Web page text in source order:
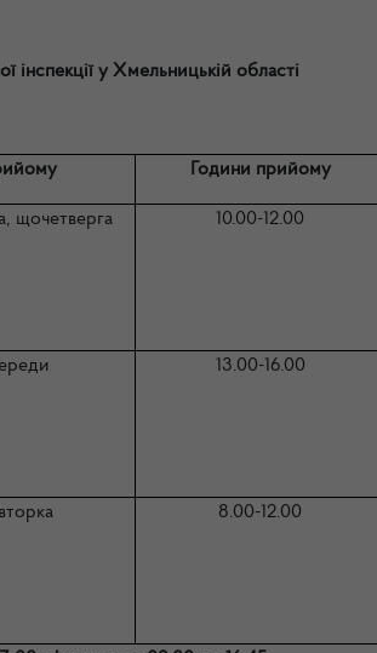
у Хмельницькій області
Години прийому
щочетверга 10.00-12.00
13.00-16.00
8.00-12.00